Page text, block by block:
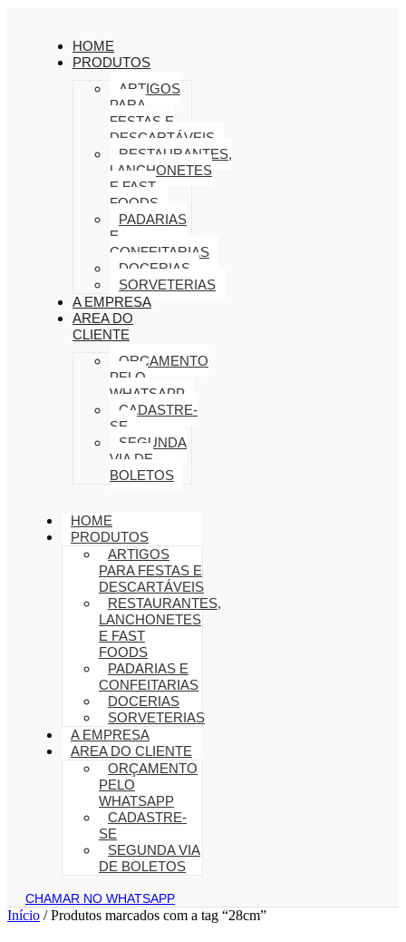
HOME
PRODUTOS
ARTIGOS
PARA
FESTAS E
DESCARTÁVEIS
RESTAURANTES,
LANCHONETES
E FAST
FOODS
PADARIAS
E
CONFEITARIAS
DOCERIAS
SORVETERIAS
A EMPRESA
AREA DO
CLIENTE
ORÇAMENTO
PELO
WHATSAPP
CADASTRE-
SE
SEGUNDA
VIA DE
BOLETOS
HOME
PRODUTOS
ARTIGOS
PARA FESTAS E
DESCARTÁVEIS
RESTAURANTES,
LANCHONETES
E FAST
FOODS
PADARIAS E
CONFEITARIAS
DOCERIAS
SORVETERIAS
A EMPRESA
AREA DO CLIENTE
ORÇAMENTO
PELO
WHATSAPP
CADASTRE-
SE
SEGUNDA VIA
DE BOLETOS
CHAMAR NO WHATSAPP
Início / Produtos marcados com a tag “28cm”